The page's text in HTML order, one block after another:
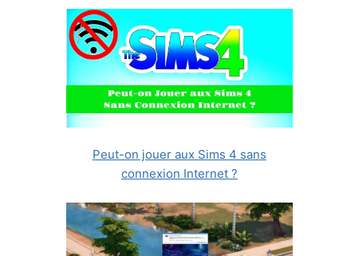
Peut-on jouer aux Sims 4 sans
connexion Internet ?